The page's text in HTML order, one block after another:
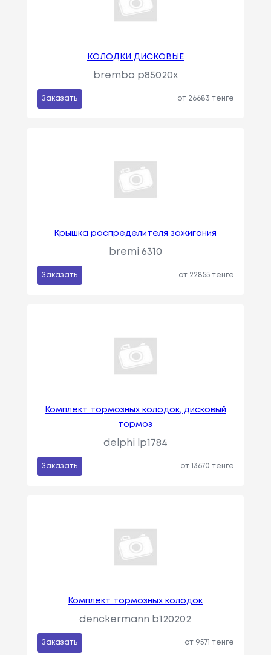
КОЛОДКИ ДИСКОВЫЕ
brembo p85020x
Заказать от 26683 тенге
Крышка распределителя зажигания
bremi 6310
Заказать от 22855 тенге
Комплект тормозных колодок, дисковый
тормоз
delphi lp1784
Заказать от 13670 тенге
Комплект тормозных колодок
denckermann b120202
Заказать от 9571 тенге